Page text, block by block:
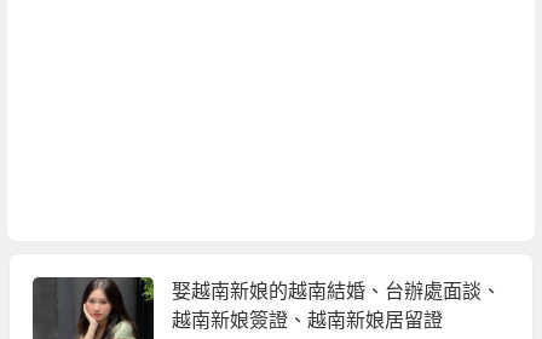
娶越南新娘的越南結婚、台辦處面談、
越南新娘簽證、越南新娘居留證